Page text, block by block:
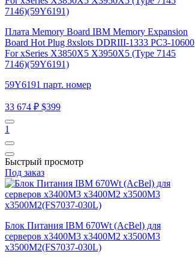
Плата Memory Board IBM Memory Expansion
Board Hot Plug 8xslots DDRIII-1333 PC3-10600
For xSeries X3850X5 X3950X5 (Type 7145
7146)(59Y6191)
59Y6191 парт. номер
33 674 ₽ $399
1
Быстрый просмотр
Под заказ
Блок Питания IBM 670Wt (AcBel) для
серверов x3400M3 x3400M2 x3500M3
x3500M2(FS7037-030L)